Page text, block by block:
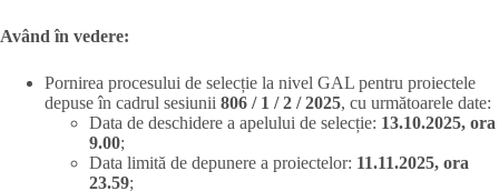
Având în vedere:
Pornirea procesului de selecție la nivel GAL pentru proiectele
depuse în cadrul sesiunii 806 / 1 / 2 / 2025, cu următoarele date:
Data de deschidere a apelului de selecție: 13.10.2025, ora
9.00;
Data limită de depunere a proiectelor: 11.11.2025, ora
23.59;